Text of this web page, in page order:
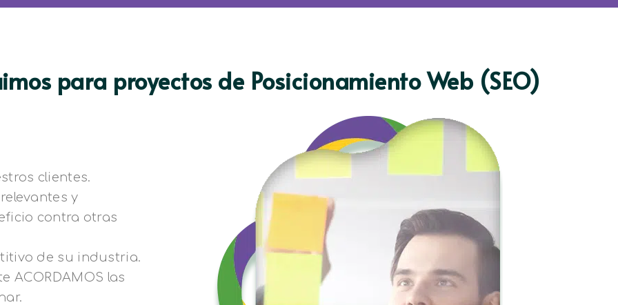
para proyectos de Posicionamiento Web (SEO)
clientes.
y
contra otras
de su industria.
ACORDAMOS las